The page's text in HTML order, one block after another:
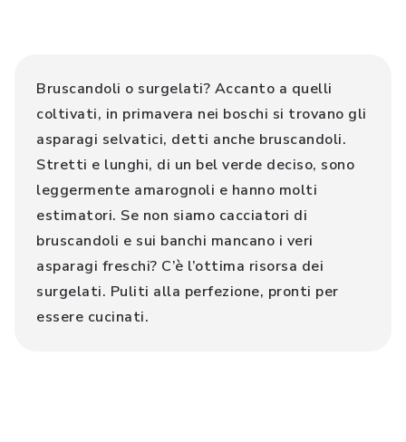
Bruscandoli o surgelati? Accanto a quelli
coltivati, in primavera nei boschi si trovano gli
asparagi selvatici, detti anche bruscandoli.
Stretti e lunghi, di un bel verde deciso, sono
leggermente amarognoli e hanno molti
estimatori. Se non siamo cacciatori di
bruscandoli e sui banchi mancano i veri
asparagi freschi? C’è l’ottima risorsa dei
surgelati. Puliti alla perfezione, pronti per
essere cucinati.